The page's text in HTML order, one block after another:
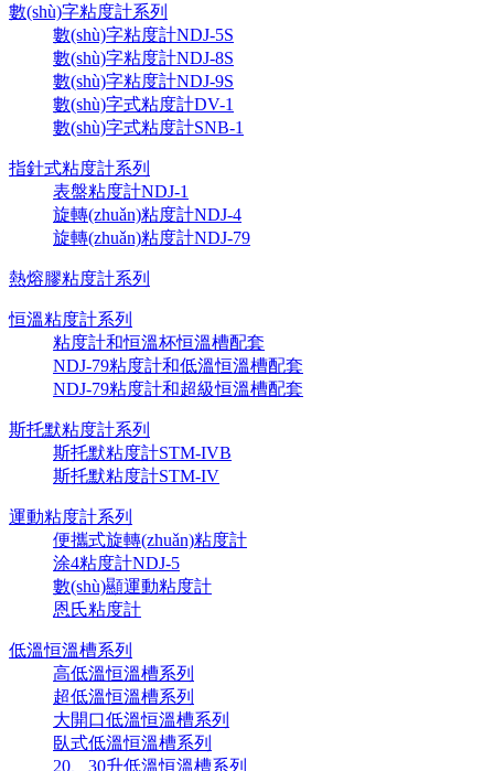
數(shù)字粘度計系列
數(shù)字粘度計NDJ-5S
數(shù)字粘度計NDJ-8S
數(shù)字粘度計NDJ-9S
數(shù)字式粘度計DV-1
數(shù)字式粘度計SNB-1
指針式粘度計系列
表盤粘度計NDJ-1
旋轉(zhuǎn)粘度計NDJ-4
旋轉(zhuǎn)粘度計NDJ-79
熱熔膠粘度計系列
恒溫粘度計系列
粘度計和恒溫杯恒溫槽配套
NDJ-79粘度計和低溫恒溫槽配套
NDJ-79粘度計和超級恒溫槽配套
斯托默粘度計系列
斯托默粘度計STM-IVB
斯托默粘度計STM-IV
運動粘度計系列
便攜式旋轉(zhuǎn)粘度計
涂4粘度計NDJ-5
數(shù)顯運動粘度計
恩氏粘度計
低溫恒溫槽系列
高低溫恒溫槽系列
超低溫恒溫槽系列
大開口低溫恒溫槽系列
臥式低溫恒溫槽系列
20、30升低溫恒溫槽系列